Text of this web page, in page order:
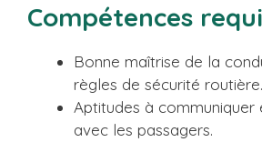
Compétences
Bonne maîtrise de la
règles de sécurité routière.
Aptitudes à communiquer
avec les passagers.